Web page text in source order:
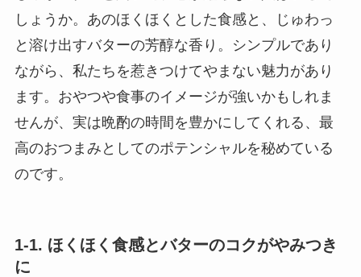
しょうか。あのほくほくとした食感と、じゅわっ
と溶け出すバターの芳醇な香り。シンプルであり
ながら、私たちを惹きつけてやまない魅力があり
ます。おやつや食事のイメージが強いかもしれま
せんが、実は晩酌の時間を豊かにしてくれる、最
高のおつまみとしてのポテンシャルを秘めている
のです。
1-1. ほくほく食感とバターのコクがやみつき
に